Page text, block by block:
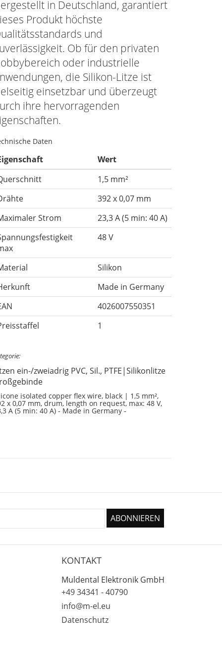
in Deutschland, garantiert
Produkt höchste
und
Ob für den privaten
oder industrielle
die Silikon-Litze ist
einsetzbar und überzeugt
ihre hervorragenden
Daten
Wert
1,5 mm²
392 x 0,07 mm
Strom
23,3 A (5 min: 40 A)
48 V
Silikon
Made in Germany
4026007550351
1
ein-/zweiadrig PVC, Sil., PTFE|Silikonlitze
isolated copper flex wire, black | 1,5 mm²,
x 0,07 mm, drum, length on request, max: 48 V,
A (5 min: 40 A) - Made in Germany -
KONTAKT
Muldental Elektronik GmbH
+49 34341 - 40790
info@m-el.eu
Datenschutz